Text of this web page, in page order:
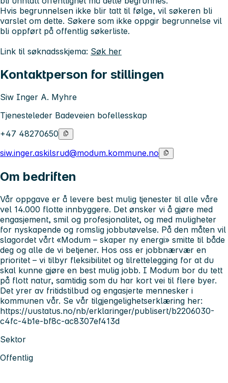
Hvis begrunnelsen ikke blir tatt til følge, vil søkeren bli
varslet om dette. Søkere som ikke oppgir begrunnelse vil
bli oppført på offentlig søkerliste.
Link til søknadsskjema: Søk her
Kontaktperson for stillingen
Siw Inger A. Myhre
Tjenesteleder Badeveien bofellesskap
+47 48270650
siw.inger.askilsrud@modum.kommune.no
Om bedriften
Vår oppgave er å levere best mulig tjenester til alle våre
vel 14.000 flotte innbyggere. Det ønsker vi å gjøre med
engasjement, smil og profesjonalitet, og med muligheter
for nyskapende og romslig jobbutøvelse. På den måten vil
slagordet vårt «Modum – skaper ny energi» smitte til både
deg og alle de vi betjener. Hos oss er jobbnærvær en
prioritet – vi tilbyr fleksibilitet og tilrettelegging for at du
skal kunne gjøre en best mulig jobb. I Modum bor du tett
på flott natur, samtidig som du har kort vei til flere byer.
Det yrer av fritidstilbud og engasjerte mennesker i
kommunen vår. Se vår tilgjengelighetserklæring her:
https://uustatus.no/nb/erklaringer/publisert/b2206030-
c4fc-4b1e-bf8c-ac8307ef413d
Sektor
Offentlig